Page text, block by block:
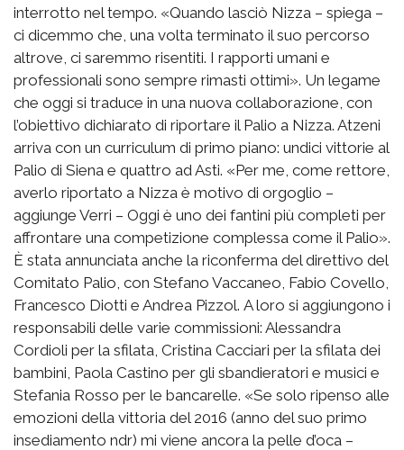
interrotto nel tempo. «Quando lasciò Nizza – spiega –
ci dicemmo che, una volta terminato il suo percorso
altrove, ci saremmo risentiti. I rapporti umani e
professionali sono sempre rimasti ottimi». Un legame
che oggi si traduce in una nuova collaborazione, con
l’obiettivo dichiarato di riportare il Palio a Nizza. Atzeni
arriva con un curriculum di primo piano: undici vittorie al
Palio di Siena e quattro ad Asti. «Per me, come rettore,
averlo riportato a Nizza è motivo di orgoglio –
aggiunge Verri – Oggi è uno dei fantini più completi per
affrontare una competizione complessa come il Palio».
È stata annunciata anche la riconferma del direttivo del
Comitato Palio, con Stefano Vaccaneo, Fabio Covello,
Francesco Diotti e Andrea Pizzol. A loro si aggiungono i
responsabili delle varie commissioni: Alessandra
Cordioli per la sfilata, Cristina Cacciari per la sfilata dei
bambini, Paola Castino per gli sbandieratori e musici e
Stefania Rosso per le bancarelle. «Se solo ripenso alle
emozioni della vittoria del 2016 (anno del suo primo
insediamento ndr) mi viene ancora la pelle d’oca –